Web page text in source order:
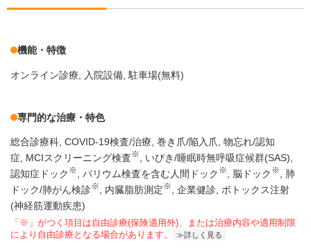
機能・特徴
オンライン診療 入院設備 駐車場(無料)
専門的な治療・特色
総合診療科 COVID-19検査/治療 巻き爪/陥入爪 物忘れ/認知
症
MCIスクリーニング検査※
いびき/睡眠時無呼吸症候群(SAS)
認知症ドック ※ バリウム検査を含む人間ドック ※ 脳ドック ※
肺
ドック/肺がん検診※ 内臓脂肪測定※ 企業健診 ボトックス注射
(神経筋運動疾患)
「※」がつく項目は自由診療(保険適用外)、または治療内容や適用制限
により自由診療となる場合があります。
詳しく見る